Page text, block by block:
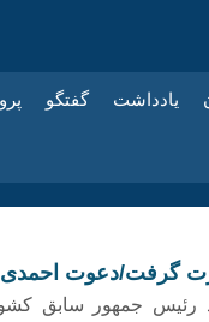
یادداشت گفتگو
گرفت/دعوت احمدی
رئیس جمهور سابق